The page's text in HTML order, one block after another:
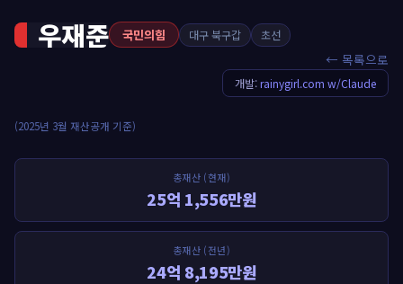
우재준 국민의힘 대구 북구갑 초선
← 목록으로
개발:rainygirl.com w/Claude
(2025년 3월 재산공개 기준)
총재산 (현재)
25억 1,556만원
총재산 (전년)
24억 8,195만원